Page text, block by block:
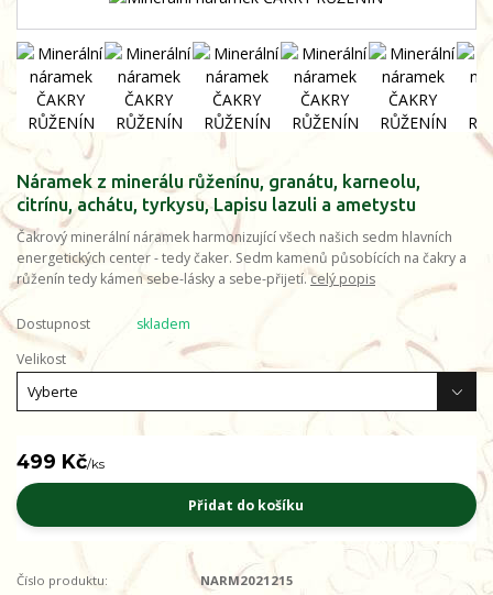
Náramek z minerálu růženínu, granátu, karneolu,
citrínu, achátu, tyrkysu, Lapisu lazuli a ametystu
Čakrový minerální náramek harmonizující všech našich sedm hlavních
energetických center - tedy čaker. Sedm kamenů působících na čakry a
růženín tedy kámen sebe-lásky a sebe-přijetí.celý popis
Dostupnost
skladem
Velikost
499 Kč/ks
Přidat do košíku
Číslo produktu:
NARM2021215